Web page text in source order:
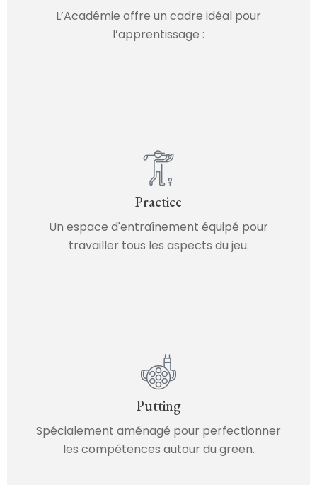
L’Académie offre un cadre idéal pour
l’apprentissage :
Practice
Un espace d'entraînement équipé pour
travailler tous les aspects du jeu.
Putting
Spécialement aménagé pour perfectionner
les compétences autour du green.